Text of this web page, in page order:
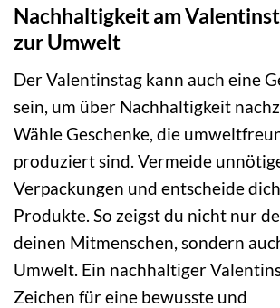
Nachhaltigkeit am
zur Umwelt
Der Valentinstag kann auch eine
sein, um über Nachhaltigkeit
Wähle Geschenke, die
produziert sind. Vermeide
Verpackungen und entscheide
Produkte. So zeigst du nicht nur
deinen Mitmenschen, sondern
Umwelt. Ein nachhaltiger
Zeichen für eine bewusste und